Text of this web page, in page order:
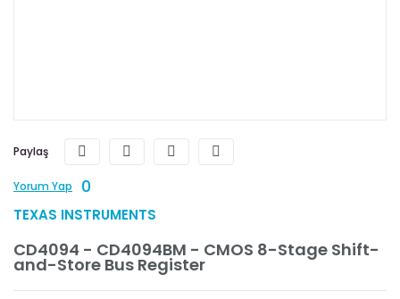
Paylaş
Yorum Yap 0
TEXAS INSTRUMENTS
CD4094 - CD4094BM - CMOS 8-Stage Shift-
and-Store Bus Register